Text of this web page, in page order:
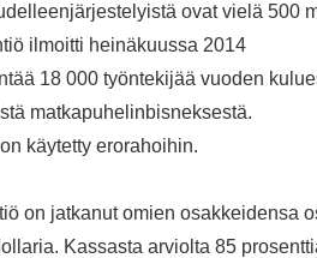
ovat vielä 500
ilmoitti heinäkuussa 2014
18 000 työntekijää vuoden
matkapuhelinbisneksestä.
käytetty erorahoihin.
on jatkanut omien osakkeidensa
Kassasta arviolta 85